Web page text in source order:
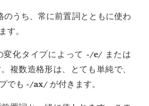
のうち、常に前置詞とともに使わ
す。
化タイプによって -/e/または
複数造格形は、とても単純で、
でも -/ax/ が付きます。